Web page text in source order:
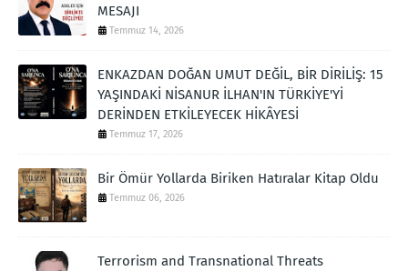
MESAJI
Temmuz 14, 2026
ENKAZDAN DOĞAN UMUT DEĞİL, BİR DİRİLİŞ: 15
YAŞINDAKİ NİSANUR İLHAN'IN TÜRKİYE'Yİ
DERİNDEN ETKİLEYECEK HİKÂYESİ
Temmuz 17, 2026
Bir Ömür Yollarda Biriken Hatıralar Kitap Oldu
Temmuz 06, 2026
Terrorism and Transnational Threats